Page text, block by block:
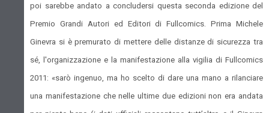
poi sarebbe andato a concludersi questa seconda edizione del
Premio Grandi Autori ed Editori di Fullcomics. Prima Michele
Ginevra si è premurato di mettere delle distanze di sicurezza tra
sé, l'organizzazione e la manifestazione alla vigilia di Fullcomics
2011: «sarò ingenuo, ma ho scelto di dare una mano a rilanciare
una manifestazione che nelle ultime due edizioni non era andata